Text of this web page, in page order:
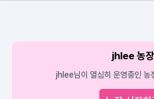
jhlee 농장
jhlee님이 열심히 운영중인 농